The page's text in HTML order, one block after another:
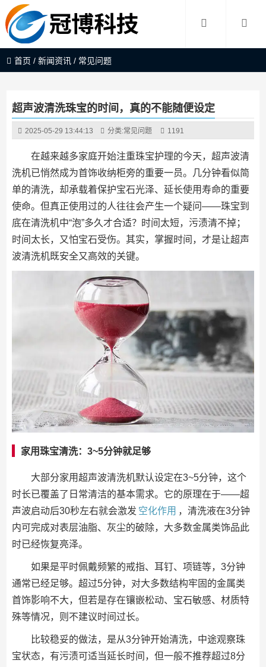
首页 /新闻资讯 / 常见问题
超声波清洗珠宝的时间，真的不能随便设定
2025-05-29 13:44:13 分类:常见问题 1191
在越来越多家庭开始注重珠宝护理的今天，超声波清
洗机已悄然成为首饰收纳柜旁的重要一员。几分钟看似简
单的清洗，却承载着保护宝石光泽、延长使用寿命的重要
使命。但真正使用过的人往往会产生一个疑问——珠宝到
底在清洗机中“泡”多久才合适？时间太短，污渍清不掉；
时间太长，又怕宝石受伤。其实，掌握时间，才是让超声
波清洗机既安全又高效的关键。
家用珠宝清洗：3~5分钟就足够
大部分家用超声波清洗机默认设定在3~5分钟，这个
时长已覆盖了日常清洁的基本需求。它的原理在于——超
声波启动后30秒左右就会激发 空化作用 ，清洗液在3分钟
内可完成对表层油脂、灰尘的破除，大多数金属类饰品此
时已经恢复亮泽。
如果是平时佩戴频繁的戒指、耳钉、项链等，3分钟
通常已经足够。超过5分钟，对大多数结构牢固的金属类
首饰影响不大，但若是存在镶嵌松动、宝石敏感、材质特
殊等情况，则不建议时间过长。
比较稳妥的做法，是从3分钟开始清洗，中途观察珠
宝状态，有污渍可适当延长时间，但一般不推荐超过8分